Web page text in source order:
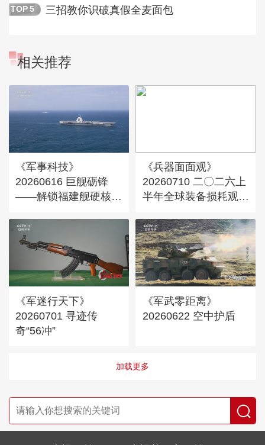
TOP 5 三招教你识破真假全麦面包
相关推荐
《军事科技》
20260616 巨舰砺锋
——解锁福建舰硬核军
《兵器面面观》
20260710 二〇二六上
半年全球装备损耗观察
《军迷行天下》
20260701 寻迹传
奇“56冲”
《军武零距离》
20260622 空中护盾
加载更多